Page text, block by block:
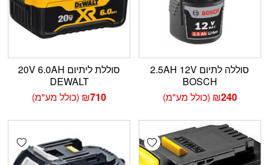
סוללה לתיום 2.5AH 12V
BOSCH
₪240 (כולל מע"מ)
סוללת ליתיום 20V 6.0AH
DEWALT
₪710 (כולל מע"מ)
Add wishlist